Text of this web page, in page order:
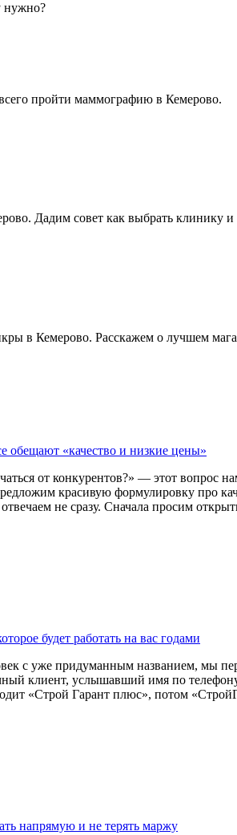
пройти маммографию в Кемерово.
Дадим совет как выбрать клинику и
в Кемерово. Расскажем о лучшем
обещают «качество и низкие цены»
от конкурентов?» — этот
красивую формулировку про
не сразу. Сначала просим
будет работать на вас годами
с уже придуманным названием, мы
клиент, услышавший имя по
«Строй Гарант плюс», потом
напрямую и не терять маржу